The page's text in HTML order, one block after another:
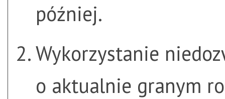
później.
Wykorzystanie
o aktualnie granym